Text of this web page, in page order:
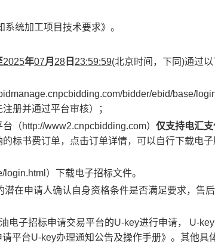
统加工项目技术要求》。
2025年07月 28 日 23:59:59(北京时间，下同)通过
bidder/ebid/base/
册并通过平台审核）；
（http://www2.cnpcbidding.com） 仅支持电汇支
标书费订单，点击订单详情，可以自行下载电子
）下载电子招标文件。
潜在申请人确认自身资格条件是否满足要求，售
电子招标申请交易平台的U-key进行申请， U-
平台U-key办理通知公告及操作手册》。其他具